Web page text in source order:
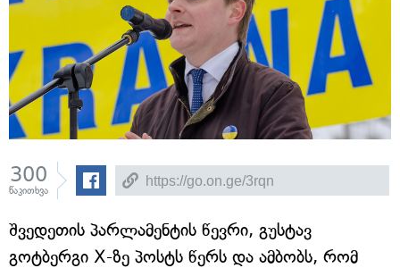
300
წაკითხვა
შვედეთის პარლამენტის წევრი, გუსტავ
გოტბერგი X-ზე პოსტს წერს და ამბობს, რომ